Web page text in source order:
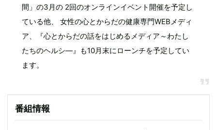
間」の3月の 2回のオンラインイベント開催を予定し
ている他、 女性の心とからだの健康専門WEBメディ
ア、『心とからだの話をはじめるメディア～わたし
たちのヘルシ―』も10月末にローンチを予定してい
ます。
番組情報